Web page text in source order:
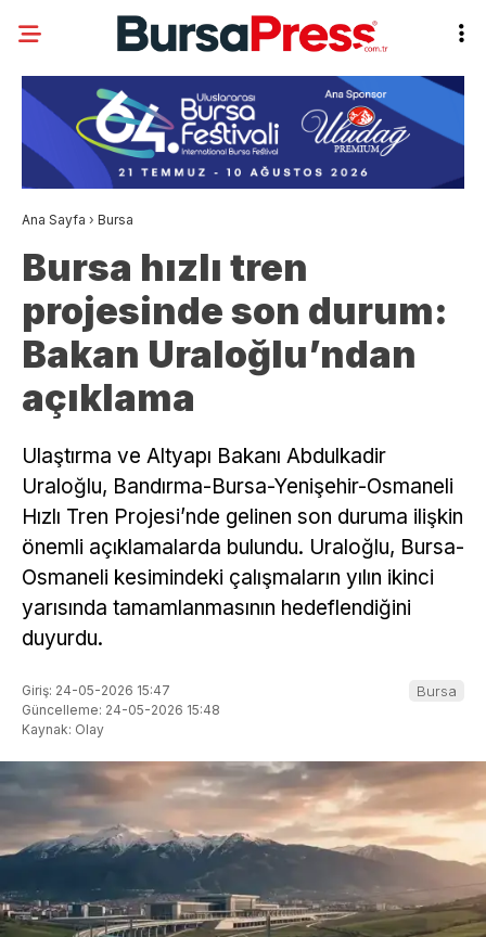
Ana Sayfa › Bursa
Bursa hızlı tren
projesinde son durum:
Bakan Uraloğlu’ndan
açıklama
Ulaştırma ve Altyapı Bakanı Abdulkadir
Uraloğlu, Bandırma-Bursa-Yenişehir-Osmaneli
Hızlı Tren Projesi’nde gelinen son duruma ilişkin
önemli açıklamalarda bulundu. Uraloğlu, Bursa-
Osmaneli kesimindeki çalışmaların yılın ikinci
yarısında tamamlanmasının hedeflendiğini
duyurdu.
Giriş: 24-05-2026 15:47
Güncelleme: 24-05-2026 15:48
Kaynak: Olay
Bursa